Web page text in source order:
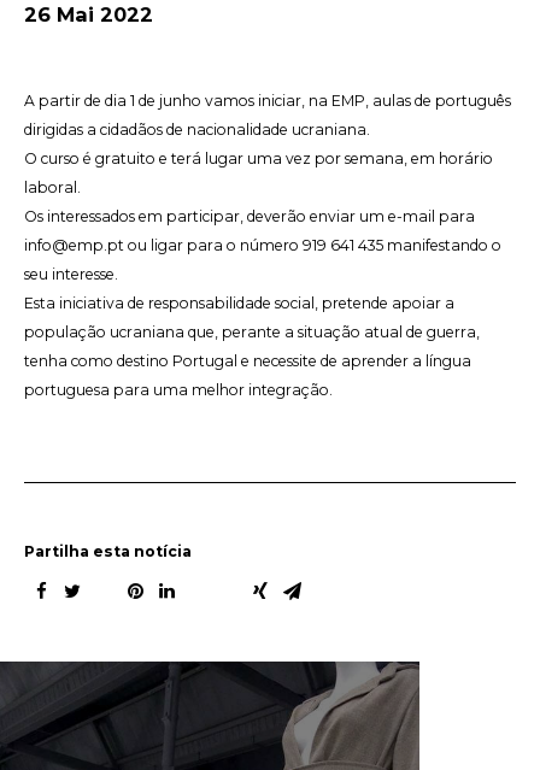
26 Mai 2022
A partir de dia 1 de junho vamos iniciar, na EMP, aulas de português
dirigidas a cidadãos de nacionalidade ucraniana.
O curso é gratuito e terá lugar uma vez por semana, em horário
laboral.
Os interessados em participar, deverão enviar um e-mail para
info@emp.pt ou ligar para o número 919 641 435 manifestando o
seu interesse.
Esta iniciativa de responsabilidade social, pretende apoiar a
população ucraniana que, perante a situação atual de guerra,
tenha como destino Portugal e necessite de aprender a língua
portuguesa para uma melhor integração.
Partilha esta notícia